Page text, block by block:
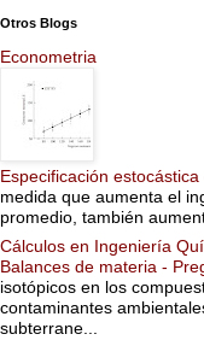
Otros Blogs
Econometria
Especificación
medida que aumenta el
promedio, también
Cálculos en Ingeniería
Balances de materia -
isotópicos en los
contaminantes
subterrane...